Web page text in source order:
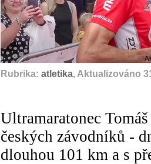
Rubrika: atletika, Aktualizováno
Ultramaratonec
českých závodníků -
dlouhou 101 km a s